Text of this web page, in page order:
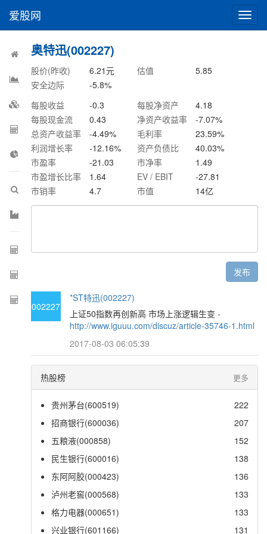
切
换
爱股网
奥特迅(002227)
股价(昨收) 6.21元 估值
5.85
安全边际
-5.8%
每股收益
-0.3 每股净资产
4.18
每股现金流
0.43 净资产收益率 -7.07%
总资产收益率
-4.49% 毛利率 23.59%
利润增长率
-12.16% 资产负债比 40.03%
市盈率
-21.03 市净率
1.49
市盈增长比率
1.64 EV / EBIT
-27.81
市销率
4.7 市值 14亿
发布
002227
*ST特迅(002227)
上证50指数再创新高 市场上涨逻辑生变 -
http://www.iguuu.com/discuz/article-35746-1.html
2017-08-03 06:05:39
热股榜 更多
贵州茅台(600519)
222
招商银行(600036)
207
五粮液(000858)
152
民生银行(600016)
138
东阿阿胶(000423)
136
泸州老窖(000568)
133
格力电器(000651)
133
兴业银行(601166)
131